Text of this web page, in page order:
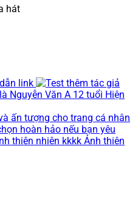
hát
link
Nguyễn Văn A 12 tuổi Hiện
hoàn hảo nếu bạn yêu
thiên nhiên kkkk Ảnh thiên